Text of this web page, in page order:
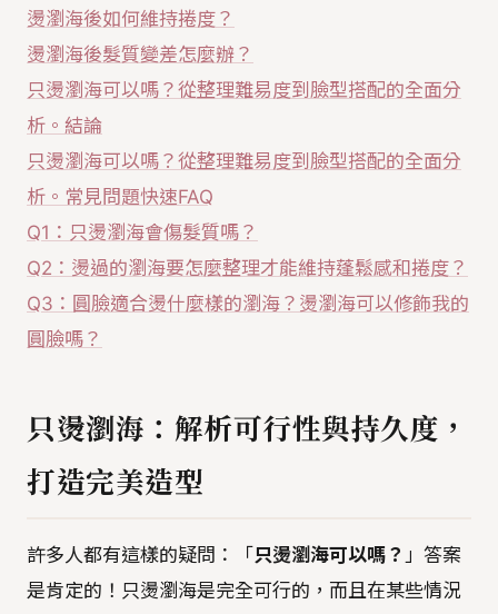
燙瀏海後如何維持捲度？
燙瀏海後髮質變差怎麼辦？
只燙瀏海可以嗎？從整理難易度到臉型搭配的全面分
析。結論
只燙瀏海可以嗎？從整理難易度到臉型搭配的全面分
析。常見問題快速FAQ
Q1：只燙瀏海會傷髮質嗎？
Q2：燙過的瀏海要怎麼整理才能維持蓬鬆感和捲度？
Q3：圓臉適合燙什麼樣的瀏海？燙瀏海可以修飾我的
圓臉嗎？
只燙瀏海：解析可行性與持久度，
打造完美造型
許多人都有這樣的疑問：「 只燙瀏海可以嗎？ 」答案
是肯定的！只燙瀏海是完全可行的，而且在某些情況